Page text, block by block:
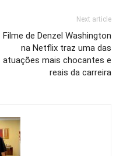
Next article
Filme de Denzel Washington
na Netflix traz uma das
atuações mais chocantes e
reais da carreira